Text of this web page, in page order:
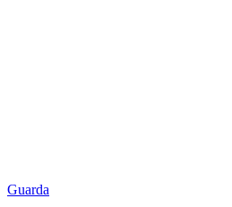
Guarda